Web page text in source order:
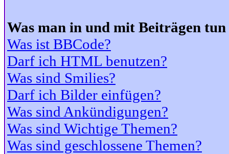
Was man in und mit Beiträgen
Was ist BBCode?
Darf ich HTML benutzen?
Was sind Smilies?
Darf ich Bilder einfügen?
Was sind Ankündigungen?
Was sind Wichtige Themen?
Was sind geschlossene Themen?